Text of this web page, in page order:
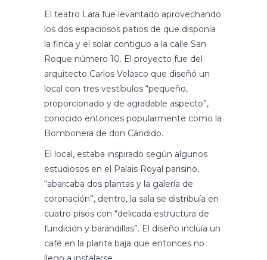
El teatro Lara fue levantado aprovechando
los dos espaciosos patios de que disponía
la finca y el solar contiguo a la calle San
Roque número 10. El proyecto fue del
arquitecto Carlos Velasco que diseñó un
local con tres vestíbulos “pequeño,
proporcionado y de agradable aspecto”,
conocido entonces popularmente como la
Bombonera de don Cándido.
El local, estaba inspirado según algunos
estudiosos en el Palais Royal parisino,
“abarcaba dos plantas y la galería de
coronación”, dentro, la sala se distribuía en
cuatro pisos con “delicada estructura de
fundición y barandillas”. El diseño incluía un
café en la planta baja que entonces no